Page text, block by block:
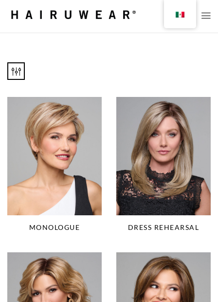
MONOLOGUE DRESS REHEARSAL